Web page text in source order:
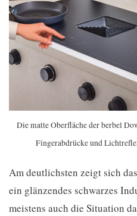
Die matte Oberfläche der berbel
Fingerabdrücke und
Am deutlichsten zeigt sich
ein glänzendes schwarzes
meistens auch die Situation